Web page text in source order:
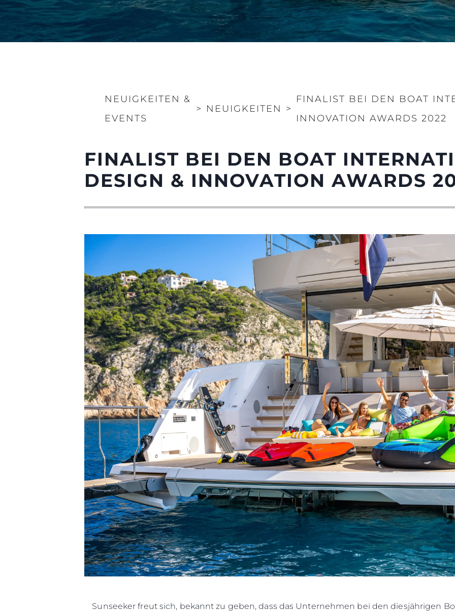
NEUIGKEITEN &
EVENTS
> NEUIGKEITEN >
FINALIST BEI DEN BOAT
INNOVATION AWARDS 2022
FINALIST BEI DEN BOAT
DESIGN & INNOVATION AWARDS
Sunseeker freut sich, bekannt zu geben, dass das Unternehmen bei den diesjährigen
Information
Standort Karte
Rechtliches
DATENSCHUTZRICHTLINIE
COOKIE POLITIK
RECRUITING
Die
Die Firma